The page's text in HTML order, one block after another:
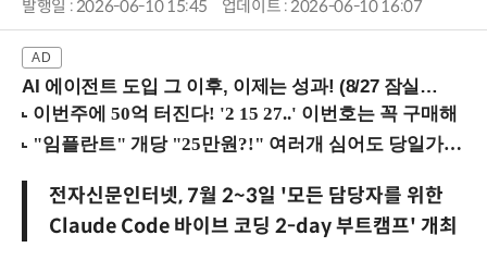
발행일 : 2026-06-10 15:45 업데이트 : 2026-06-10 16:07
AI 에이전트 도입 그 이후, 이제는 성과! (8/27 잠실역)
전자신문인터넷, 7월 2~3일 '모든 담당자를 위한
Claude Code 바이브 코딩 2-day 부트캠프' 개최